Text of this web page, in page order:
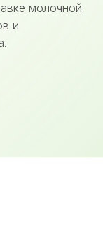
молочной
и